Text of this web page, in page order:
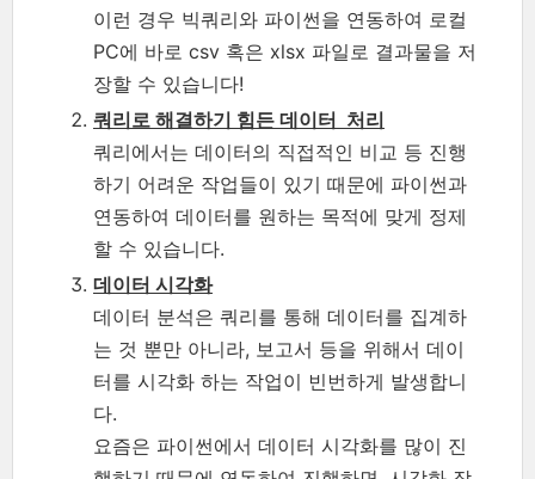
이런 경우 빅쿼리와 파이썬을 연동하여 로컬
PC에 바로 csv 혹은 xlsx 파일로 결과물을 저
장할 수 있습니다!
쿼리로 해결하기 힘든 데이터 처리
쿼리에서는 데이터의 직접적인 비교 등 진행
하기 어려운 작업들이 있기 때문에 파이썬과
연동하여 데이터를 원하는 목적에 맞게 정제
할 수 있습니다.
데이터 시각화
데이터 분석은 쿼리를 통해 데이터를 집계하
는 것 뿐만 아니라, 보고서 등을 위해서 데이
터를 시각화 하는 작업이 빈번하게 발생합니
다.
요즘은 파이썬에서 데이터 시각화를 많이 진